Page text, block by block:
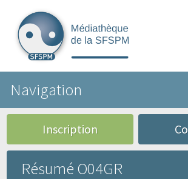
Navigation
Inscription
Résumé O04GR